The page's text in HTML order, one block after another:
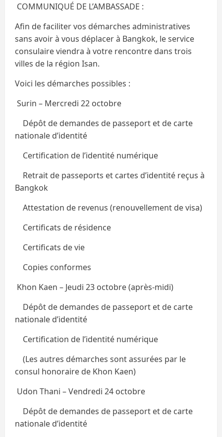
COMMUNIQUÉ DE L’AMBASSADE :
Afin de faciliter vos démarches administratives
sans avoir à vous déplacer à Bangkok, le service
consulaire viendra à votre rencontre dans trois
villes de la région Isan.
Voici les démarches possibles :
Surin – Mercredi 22 octobre
Dépôt de demandes de passeport et de carte
nationale d’identité
Certification de l’identité numérique
Retrait de passeports et cartes d’identité reçus à
Bangkok
Attestation de revenus (renouvellement de visa)
Certificats de résidence
Certificats de vie
Copies conformes
Khon Kaen – Jeudi 23 octobre (après-midi)
Dépôt de demandes de passeport et de carte
nationale d’identité
Certification de l’identité numérique
(Les autres démarches sont assurées par le
consul honoraire de Khon Kaen)
Udon Thani – Vendredi 24 octobre
Dépôt de demandes de passeport et de carte
nationale d’identité